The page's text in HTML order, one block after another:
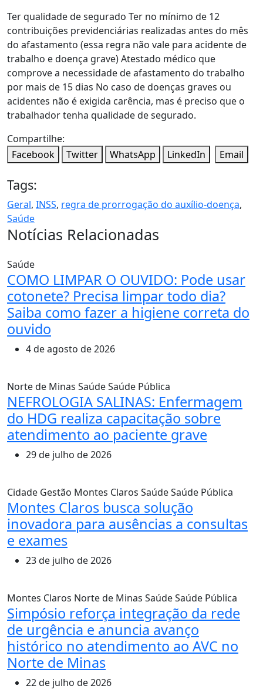
Ter qualidade de segurado Ter no mínimo de 12
contribuições previdenciárias realizadas antes do mês
do afastamento (essa regra não vale para acidente de
trabalho e doença grave) Atestado médico que
comprove a necessidade de afastamento do trabalho
por mais de 15 dias No caso de doenças graves ou
acidentes não é exigida carência, mas é preciso que o
trabalhador tenha qualidade de segurado.
Compartilhe:
Facebook
Twitter WhatsApp LinkedIn Email
Tags:
Geral, INSS, regra de prorrogação do auxílio-doença,
Saúde
Notícias Relacionadas
Saúde
COMO LIMPAR O OUVIDO: Pode usar
cotonete? Precisa limpar todo dia?
Saiba como fazer a higiene correta do
ouvido
4 de agosto de 2026
Norte de Minas SaúdeSaúde Pública
NEFROLOGIA SALINAS: Enfermagem
do HDG realiza capacitação sobre
atendimento ao paciente grave
29 de julho de 2026
Cidade Gestão Montes Claros SaúdeSaúde Pública
Montes Claros busca solução
inovadora para ausências a consultas
e exames
23 de julho de 2026
Montes Claros Norte de Minas SaúdeSaúde Pública
Simpósio reforça integração da rede
de urgência e anuncia avanço
histórico no atendimento ao AVC no
Norte de Minas
22 de julho de 2026